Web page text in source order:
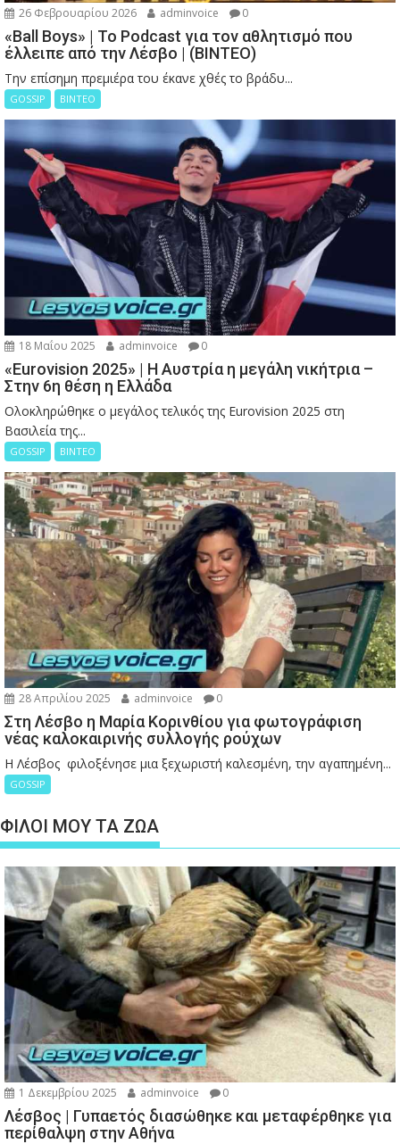
26 Φεβρουαρίου 2026 adminvoice 0
«Ball Boys» | Το Podcast για τον αθλητισμό που
έλλειπε από την Λέσβο | (ΒΙΝΤΕΟ)
Την επίσημη πρεμιέρα του έκανε χθές το βράδυ...
GOSSIP ΒΙΝΤΕΟ
18 Μαΐου 2025 adminvoice 0
«Eurovision 2025» | Η Αυστρία η μεγάλη νικήτρια –
Στην 6η θέση η Ελλάδα
Ολοκληρώθηκε ο μεγάλος τελικός της Eurovision 2025 στη
Βασιλεία της...
GOSSIP ΒΙΝΤΕΟ
28 Απριλίου 2025 adminvoice 0
Στη Λέσβο η Μαρία Κορινθίου για φωτογράφιση
νέας καλοκαιρινής συλλογής ρούχων
Η Λέσβος φιλοξένησε μια ξεχωριστή καλεσμένη, την αγαπημένη...
GOSSIP
ΦΙΛΟΙ ΜΟΥ ΤΑ ΖΩΑ
1 Δεκεμβρίου 2025 adminvoice 0
Λέσβος | Γυπαετός διασώθηκε και μεταφέρθηκε για
περίθαλψη στην Αθήνα